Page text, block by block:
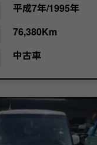
平成7年/1995年
76,380Km
中古車